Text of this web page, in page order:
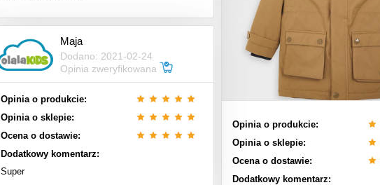
Opinia o produkcie:
Opinia o sklepie:
Ocena o dostawie:
Dodatkowy komentarz:
Maja
Dodano: 2021-02-24
Opinia zweryfikowana
Opinia o produkcie:
Opinia o sklepie:
Ocena o dostawie:
Dodatkowy komentarz:
Super